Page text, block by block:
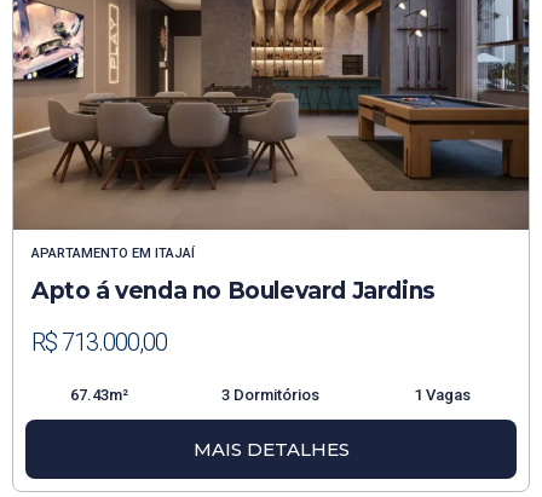
APARTAMENTO EM ITAJAÍ
Apto á venda no Boulevard Jardins
R$ 713.000,00
67.43m² 3 Dormitórios 1 Vagas
MAIS DETALHES